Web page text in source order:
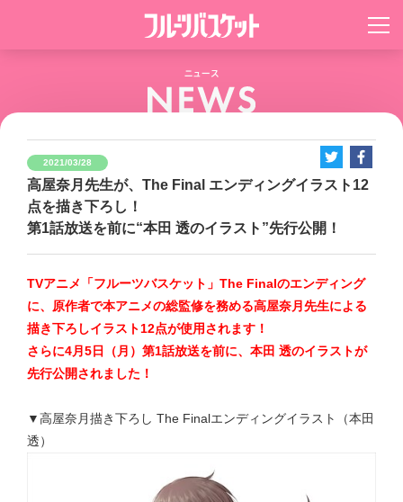
2021/03/28
高屋奈月先生が、The Final エンディングイラスト12
点を描き下ろし！
第1話放送を前に“本田 透のイラスト”先行公開！
TVアニメ「フルーツバスケット」The Finalのエンディング
に、原作者で本アニメの総監修を務める高屋奈月先生による
描き下ろしイラスト12点が使用されます！
さらに4月5日（月）第1話放送を前に、本田 透のイラストが
先行公開されました！
▼高屋奈月描き下ろし The Finalエンディングイラスト（本田
透）